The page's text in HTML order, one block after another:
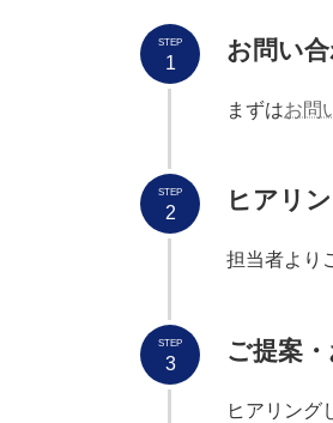
お問い
まずはお問
STEP
1
ヒアリ
担当者より
STEP
2
ご提案
ヒアリング
STEP
3